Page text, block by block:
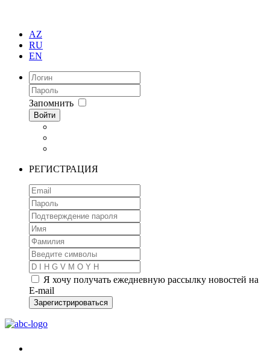
AZ
RU
EN
Запомнить
Войти
РЕГИСТРАЦИЯ
Я хочу получать ежедневную рассылку новостей на
E-mail
Зарегистрироваться